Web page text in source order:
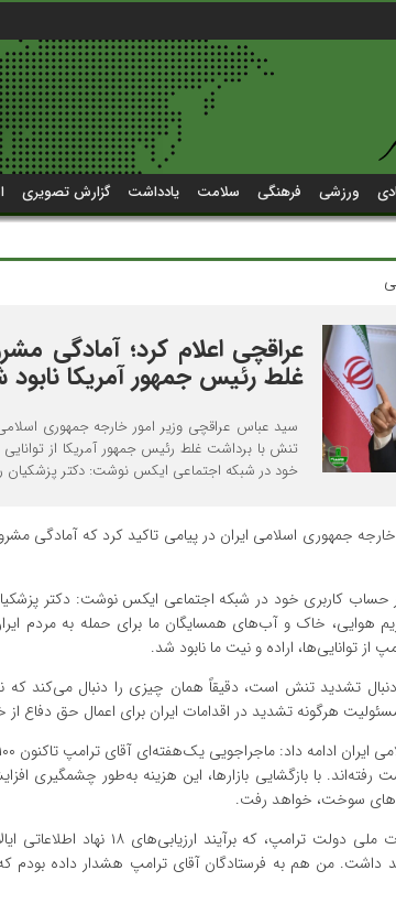
ورزشی فرهنگی سلامت یادداشت گزارش تصویری
عراقچی اعلام کرد؛ آمادگی
غلط رئیس جمهور آمریکا
سید عباس عراقچی وزیر امور خارجه جمهوری
تنش با برداشت غلط رئیس جمهور آمریکا از
خود در شبکه اجتماعی ایکس نوشت: دکتر
جمهوری اسلامی ایران در پیامی تاکید کرد که آمادگی
کاربری خود در شبکه اجتماعی ایکس نوشت: دکتر
هوایی، خاک و آب‌های همسایگان ما برای حمله به مردم ایران
توانایی‌ها، اراده و نیت ما نابود شد.
تشدید تنش است، دقیقاً همان چیزی را دنبال می‌کند
هرگونه تشدید در اقدامات ایران برای اعمال حق دفاع از
رفته‌اند. با بازگشایی بازارها، این هزینه به‌طور
سوخت، خواهد رفت.
عراقچی افزود: شورای اطلاعات
من هم به فرستادگان آقای ترامپ هشدار داده بودم